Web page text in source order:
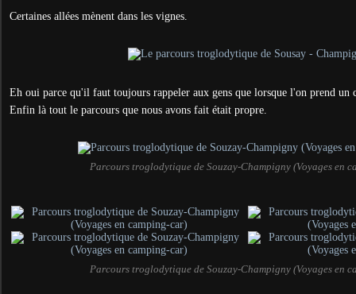
Certaines allées mènent dans les vignes.
Eh oui parce qu'il faut toujours rappeler aux gens que lorsque l'on prend un
Enfin là tout le parcours que nous avons fait était propre.
Parcours troglodytique de Souzay-Champigny (Voyages en
Parcours troglodytique de Souzay-Champigny (Voyages en